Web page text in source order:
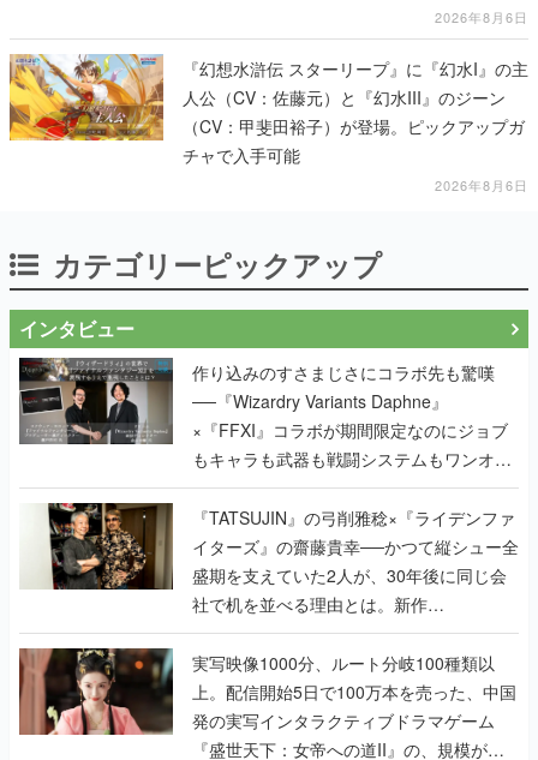
2026年8月6日
『幻想水滸伝 スターリープ』に『幻水I』の主
人公（CV：佐藤元）と『幻水III』のジーン
（CV：甲斐田裕子）が登場。ピックアップガ
チャで入手可能
2026年8月6日
カテゴリーピックアップ
インタビュー
作り込みのすさまじさにコラボ先も驚嘆
──『Wizardry Variants Daphne』
×『FFXI』コラボが期間限定なのにジョブ
もキャラも武器も戦闘システムもワンオフ
で作り込まれた理由を両ディレクターに聞
く
『TATSUJIN』の弓削雅稔×『ライデンファ
イターズ』の齋藤貴幸──かつて縦シュー全
盛期を支えていた2人が、30年後に同じ会
社で机を並べる理由とは。新作
『TATSUJIN EXTREME』で初タッグを組
んだレジェンド2人に訊く開発秘話
実写映像1000分、ルート分岐100種類以
上。配信開始5日で100万本を売った、中国
発の実写インタラクティブドラマゲーム
『盛世天下：女帝への道II』の、規模が違